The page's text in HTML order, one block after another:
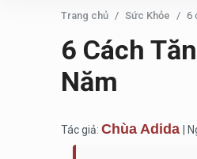
Trang chủ Sức Khỏe 6
6 Cách
Năm
Tác giả: Chùa Adida |